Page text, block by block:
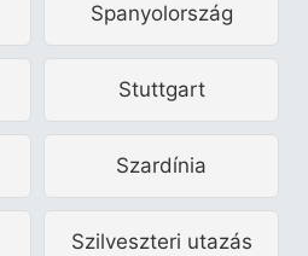
Spanyolország
Stuttgart
Szardínia
Szilveszteri utazás